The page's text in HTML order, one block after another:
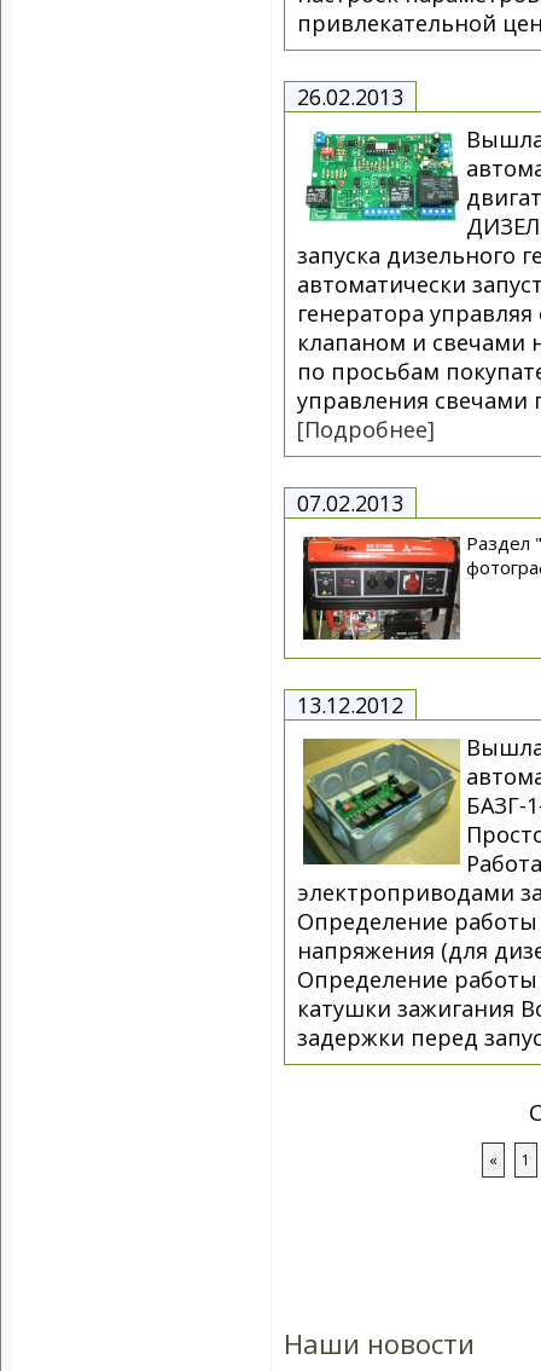
привлекательной
26.02.2013
запуска дизельного
автоматически
генератора
клапаном и свечами
по просьбам
управления свечами
[Подробнее]
07.02.2013
Раздел
13.12.2012
БАЗГ-
электроприводами
Определение
напряжения (для
Определение
катушки зажигания
задержки перед
« 1
Наши новости